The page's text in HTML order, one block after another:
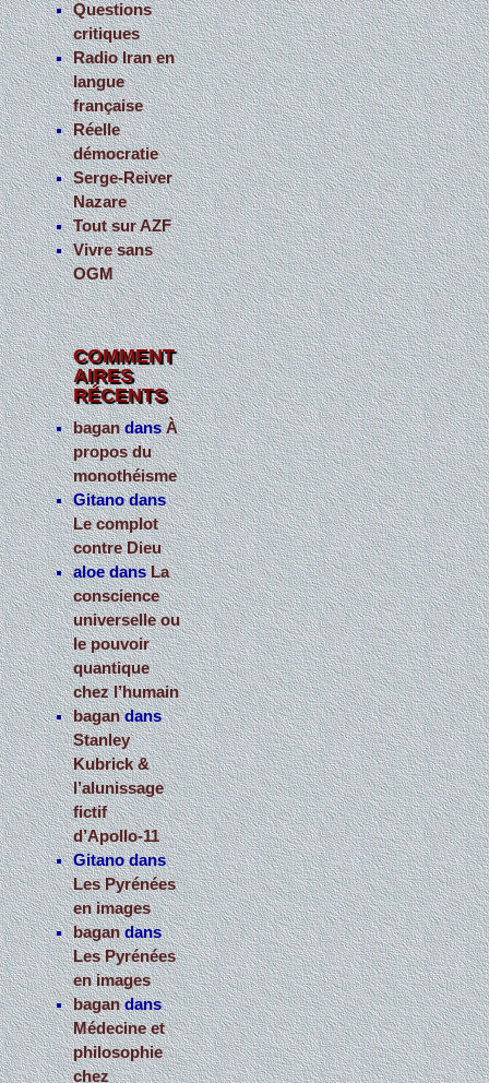
Questions
critiques
Radio Iran en
langue
française
Réelle
démocratie
Serge-Reiver
Nazare
Tout sur AZF
Vivre sans
OGM
COMMENT
AIRES
RÉCENTS
bagandansÀ
propos du
monothéisme
Gitanodans
Le complot
contre Dieu
aloedansLa
conscience
universelle ou
le pouvoir
quantique
chez l’humain
bagandans
Stanley
Kubrick &
l’alunissage
fictif
d’Apollo-11
Gitanodans
Les Pyrénées
en images
bagandans
Les Pyrénées
en images
bagandans
Médecine et
philosophie
chez